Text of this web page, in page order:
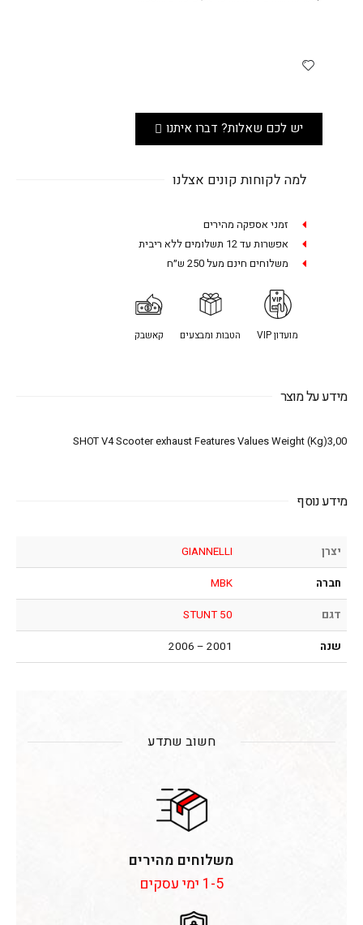
יש לכם שאלות? דברו איתנו
למה לקוחות קונים אצלנו
זמני אספקה מהירים
אפשרות עד 12 תשלומים ללא ריבית
משלוחים חינם מעל 250 ש״ח
מועדון VIP הטבות ומבצעים קאשבק
מידע על מוצר
SHOT V4 Scooter exhaust Features Values Weight (Kg)3,00
מידע נוסף
יצרן
GIANNELLI
חברה
MBK
דגם
STUNT 50
שנה
2001 – 2006
חשוב שתדע
משלוחים מהירים
1-5 ימי עסקים